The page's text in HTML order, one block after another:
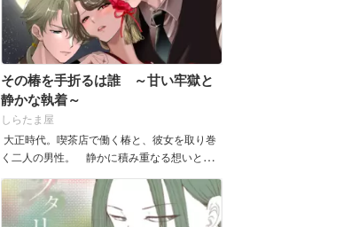
その椿を手折るは誰 ～甘い牢獄と
静かな執着～
しらたま屋
大正時代。喫茶店で働く椿と、彼女を取り巻
く二人の男性。 静かに積み重なる想いと交